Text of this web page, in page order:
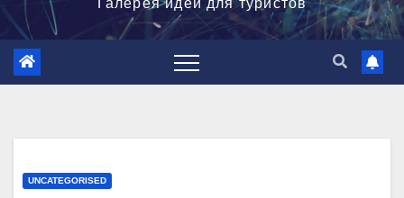
Галерея идей для туристов
UNCATEGORISED